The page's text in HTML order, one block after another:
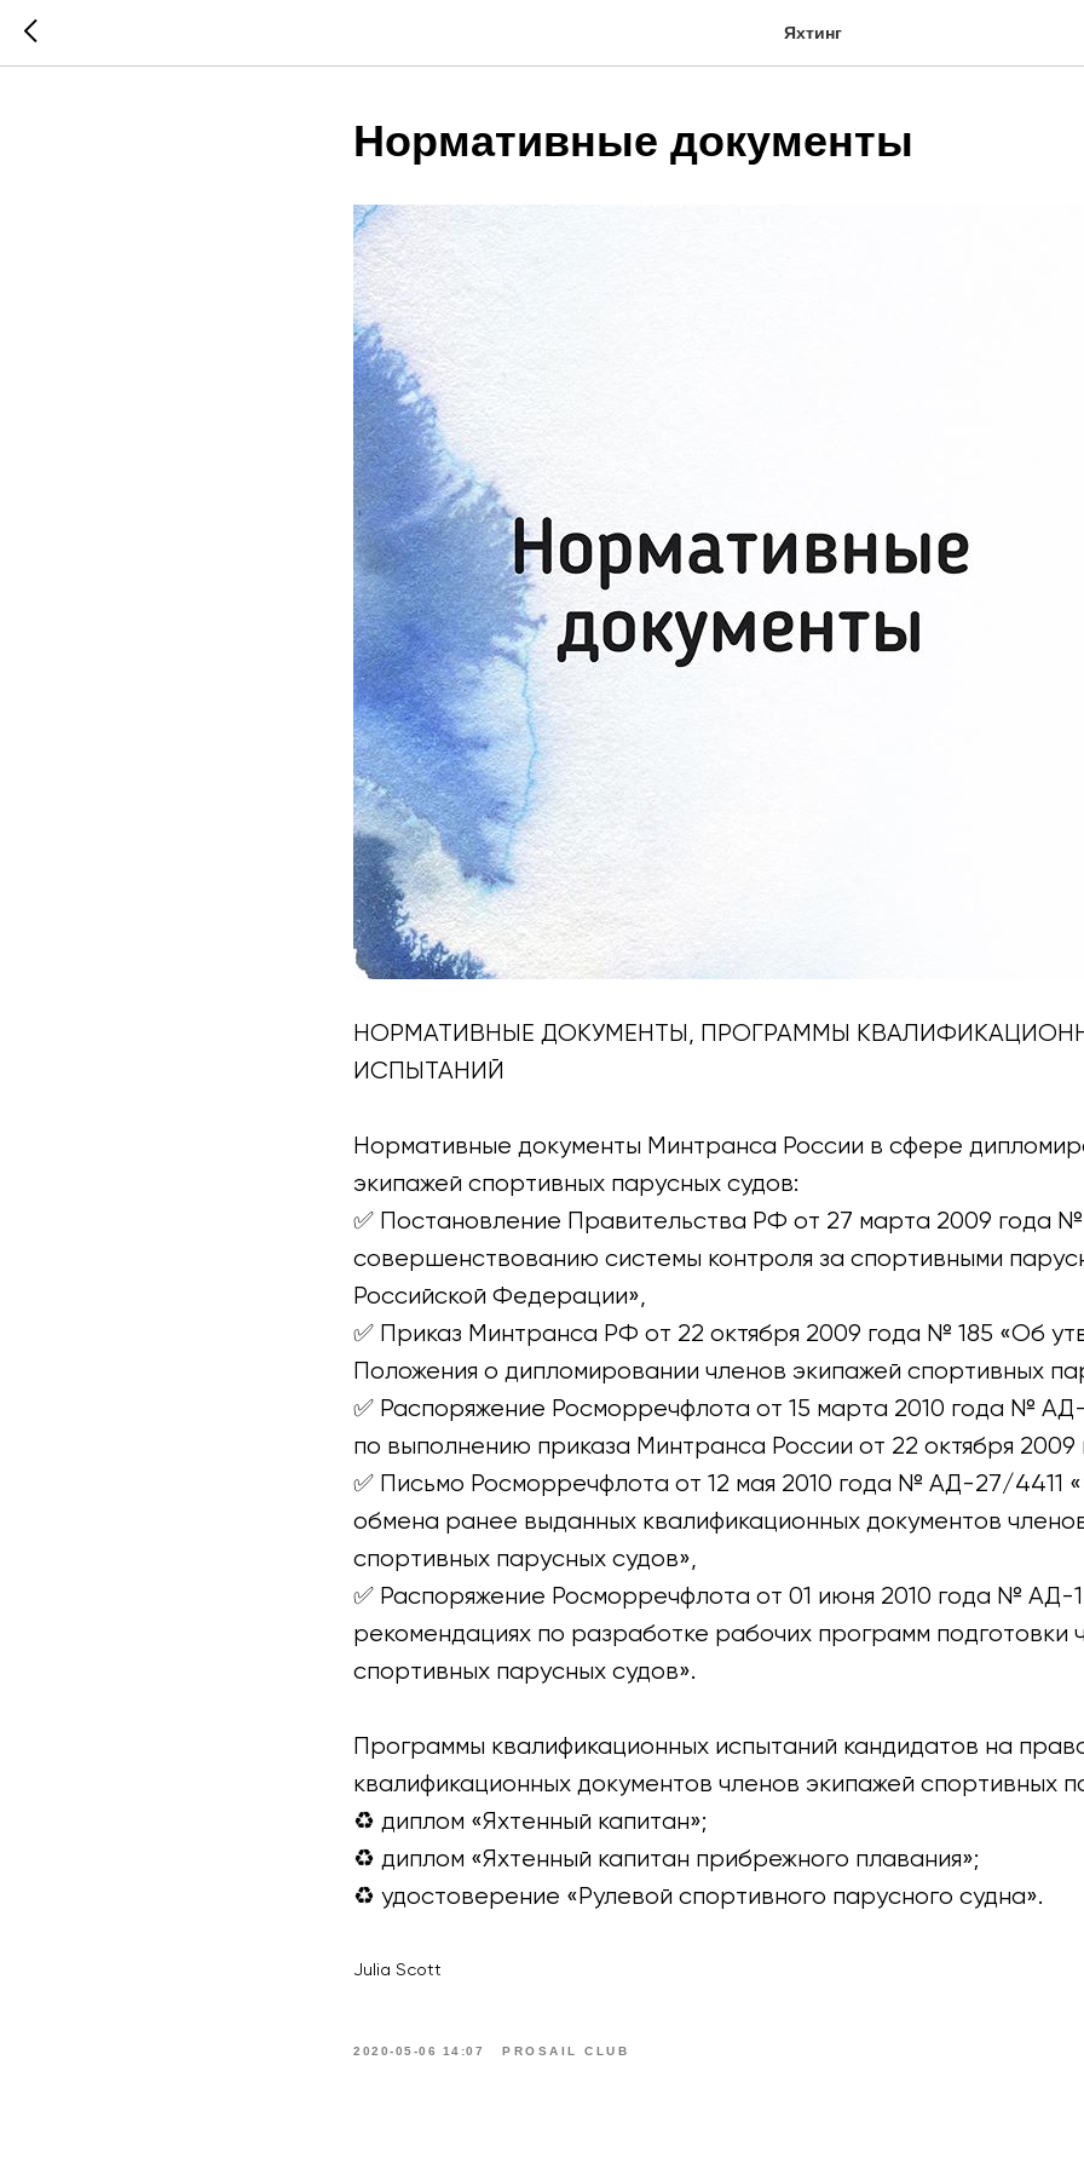
Яхтинг
Нормативные документы
НОРМАТИВНЫЕ ДОКУМЕНТЫ, ПРОГРАММЫ
ИСПЫТАНИЙ
Нормативные документы Минтранса России в сфере
экипажей спортивных парусных судов:
✅ Постановление Правительства РФ от 27 марта 2009 года
совершенствованию системы контроля за спортивными
Российской Федерации»,
✅ Приказ Минтранса РФ от 22 октября 2009 года № 185 «Об
Положения о дипломировании членов экипажей спортивных
✅ Распоряжение Росморречфлота от 15 марта 2010 года №
по выполнению приказа Минтранса России от 22 октября 2009
✅ Письмо Росморречфлота от 12 мая 2010 года № АД-27/4411
обмена ранее выданных квалификационных документов
спортивных парусных судов»,
✅ Распоряжение Росморречфлота от 01 июня 2010 года №
рекомендациях по разработке рабочих программ подготовки
спортивных парусных судов».
Программы квалификационных испытаний кандидатов на
квалификационных документов членов экипажей спортивных
♻ диплом «Яхтенный капитан»;
♻ диплом «Яхтенный капитан прибрежного плавания»;
♻ удостоверение «Рулевой спортивного парусного судна».
Julia Scott
2020-05-06 14:07 PROSAIL CLUB